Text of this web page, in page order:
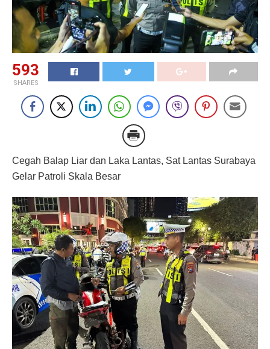
593
SHARES
Cegah Balap Liar dan Laka Lantas, Sat Lantas Surabaya
Gelar Patroli Skala Besar